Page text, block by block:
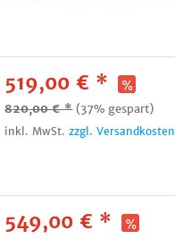
519,00 € *
820,00 € * (37% gespart)
inkl. MwSt.zzgl. Versandkosten
549,00 € *